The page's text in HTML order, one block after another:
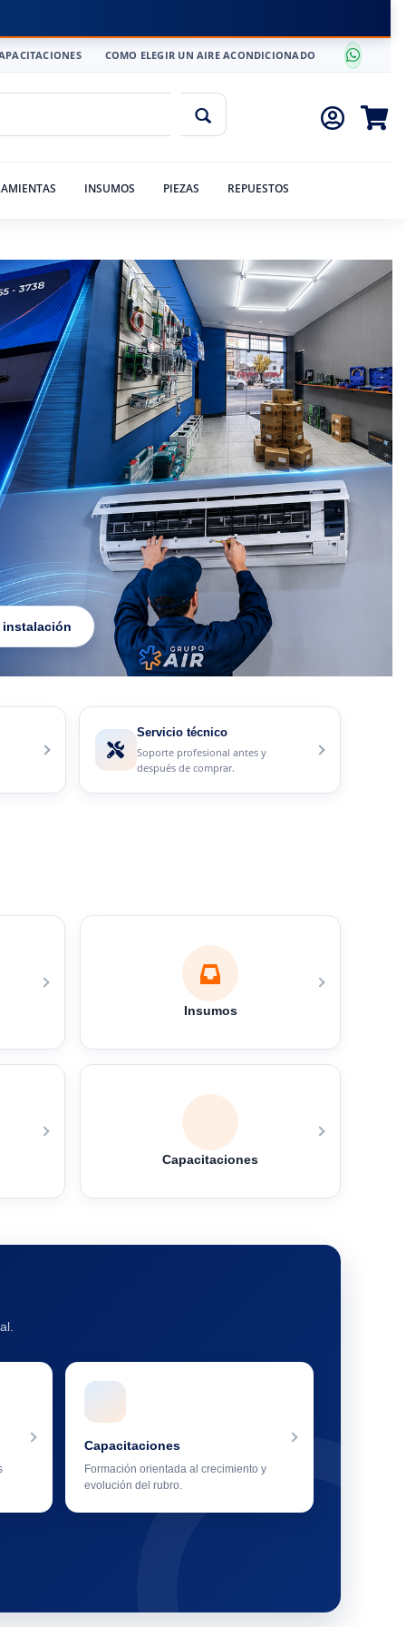
COMO ELEGIR UN AIRE ACONDICIONADO
INSUMOS PIEZAS REPUESTOS
instalación
Servicio técnico
Soporte profesional antes y
después de comprar.
Insumos
Capacitaciones
Capacitaciones
Formación orientada al crecimiento y
evolución del rubro.